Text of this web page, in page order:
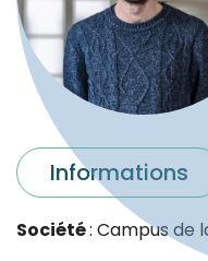
Informations
Société: Campus de